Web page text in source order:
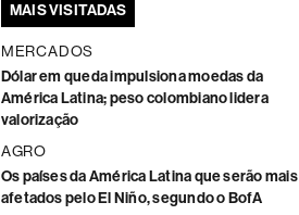
MAIS VISITADAS
MERCADOS
Dólar em queda impulsiona moedas da
América Latina; peso colombiano lidera
valorização
AGRO
Os países da América Latina que serão mais
afetados pelo El Niño, segundo o BofA